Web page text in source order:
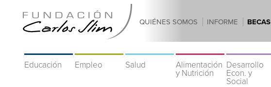
QUIÉNES SOMOS INFORME BECAS
Educación Empleo Salud
Alimentación
y Nutrición
Desarrollo
Econ. y
Social